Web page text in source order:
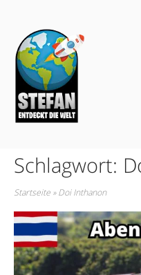
content
Home
Schlagwort:
Startseite »Doi Inthanon